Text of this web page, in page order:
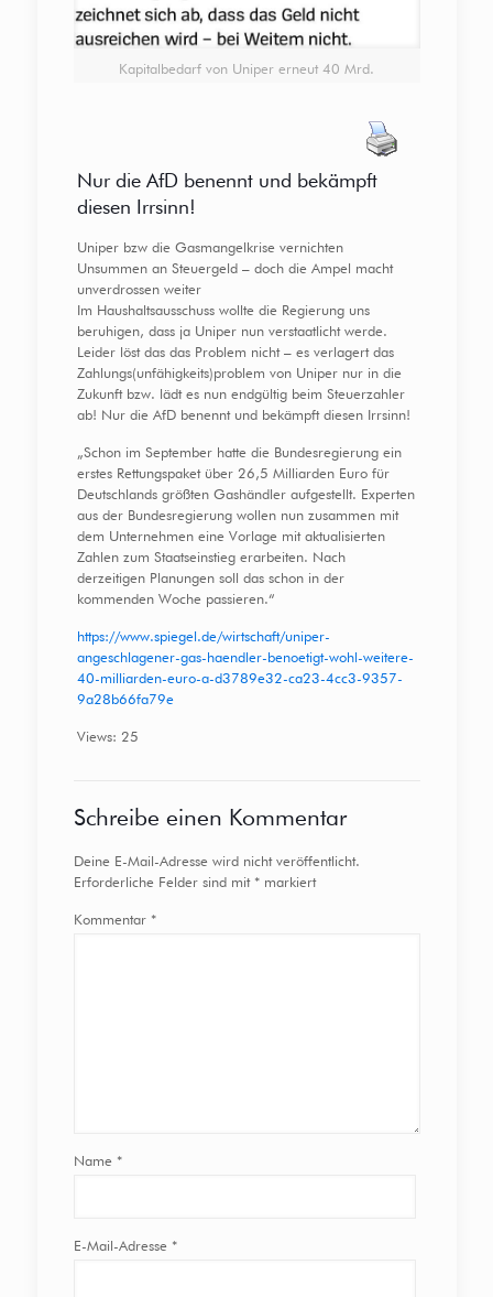
Kapitalbedarf von Uniper erneut 40 Mrd.
Nur die AfD benennt und bekämpft
diesen Irrsinn!
Uniper bzw die Gasmangelkrise vernichten
Unsummen an Steuergeld – doch die Ampel macht
unverdrossen weiter
Im Haushaltsausschuss wollte die Regierung uns
beruhigen, dass ja Uniper nun verstaatlicht werde.
Leider löst das das Problem nicht – es verlagert das
Zahlungs(unfähigkeits)problem von Uniper nur in die
Zukunft bzw. lädt es nun endgültig beim Steuerzahler
ab! Nur die AfD benennt und bekämpft diesen Irrsinn!
„Schon im September hatte die Bundesregierung ein
erstes Rettungspaket über 26,5 Milliarden Euro für
Deutschlands größten Gashändler aufgestellt. Experten
aus der Bundesregierung wollen nun zusammen mit
dem Unternehmen eine Vorlage mit aktualisierten
Zahlen zum Staatseinstieg erarbeiten. Nach
derzeitigen Planungen soll das schon in der
kommenden Woche passieren.“
https://www.spiegel.de/wirtschaft/uniper-
angeschlagener-gas-haendler-benoetigt-wohl-weitere-
40-milliarden-euro-a-d3789e32-ca23-4cc3-9357-
9a28b66fa79e
Views: 25
Schreibe einen Kommentar
Deine E-Mail-Adresse wird nicht veröffentlicht.
Erforderliche Felder sind mit *markiert
Kommentar *
Name *
E-Mail-Adresse *